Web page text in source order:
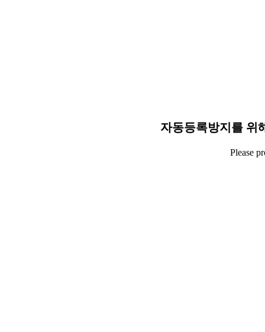
자동등록방지를 위
Please